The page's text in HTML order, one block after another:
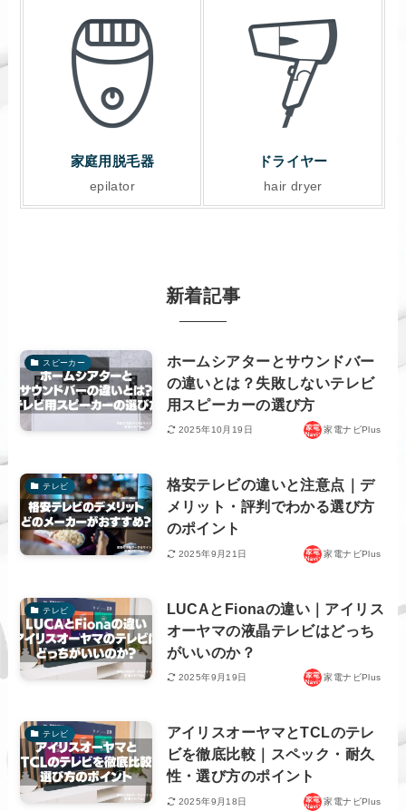
家庭用脱毛器
epilator
ドライヤー
hair dryer
新着記事
スピーカー
ホームシアターとサウンドバー
の違いとは？失敗しないテレビ
用スピーカーの選び方
2025年10月19日 家電ナビPlus
テレビ
格安テレビの違いと注意点｜デ
メリット・評判でわかる選び方
のポイント
2025年9月21日 家電ナビPlus
テレビ
LUCAとFionaの違い｜アイリス
オーヤマの液晶テレビはどっち
がいいのか？
2025年9月19日 家電ナビPlus
テレビ
アイリスオーヤマとTCLのテレ
ビを徹底比較｜スペック・耐久
性・選び方のポイント
2025年9月18日 家電ナビPlus